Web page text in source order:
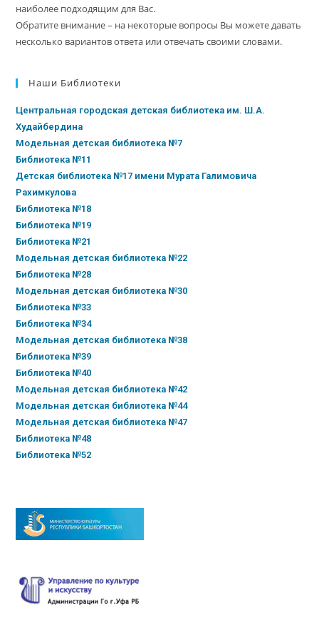
наиболее подходящим для Вас.
Обратите внимание – на некоторые вопросы Вы можете давать
несколько вариантов ответа или отвечать своими словами.
Наши Библиотеки
Центральная городская детская библиотека им. Ш.А.
Худайбердина
Модельная детская библиотека №7
Библиотека №11
Детская библиотека №17 имени Мурата Галимовича
Рахимкулова
Библиотека №18
Библиотека №19
Библиотека №21
Модельная детская библиотека №22
Библиотека №28
Модельная детская библиотека №30
Библиотека №33
Библиотека №34
Модельная детская библиотека №38
Библиотека №39
Библиотека №40
Модельная детская библиотека №42
Модельная детская библиотека №44
Модельная детская библиотека №47
Библиотека №48
Библиотека №52